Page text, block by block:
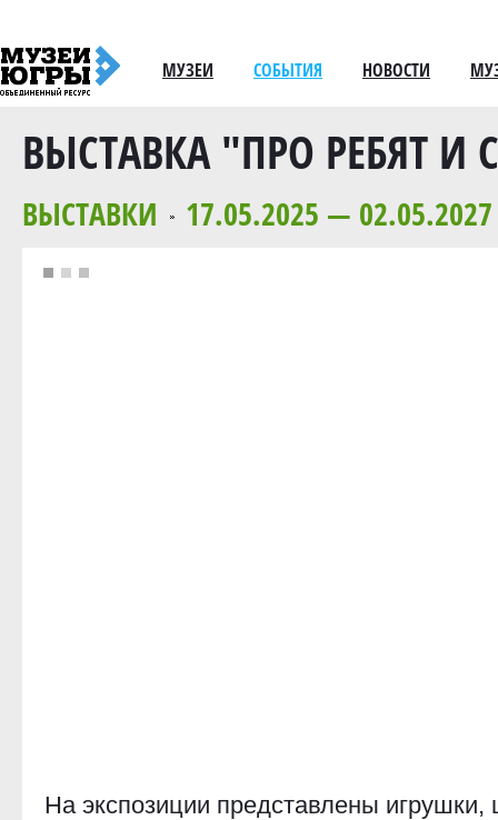
МУЗЕИ СОБЫТИЯ НОВОСТИ
ВЫСТАВКА "ПРО РЕБЯТ И
ВЫСТАВКИ »
17.05.2025 — 02.05.2027
На экспозиции представлены